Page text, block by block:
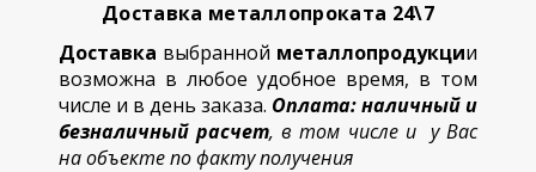
Доставка металлопроката 24\7
Доставка выбранной металлопродукции
возможна в любое удобное время, в том
числе и в день заказа. Оплата: наличный и
безналичный расчет, в том числе и у Вас
на объекте по факту получения